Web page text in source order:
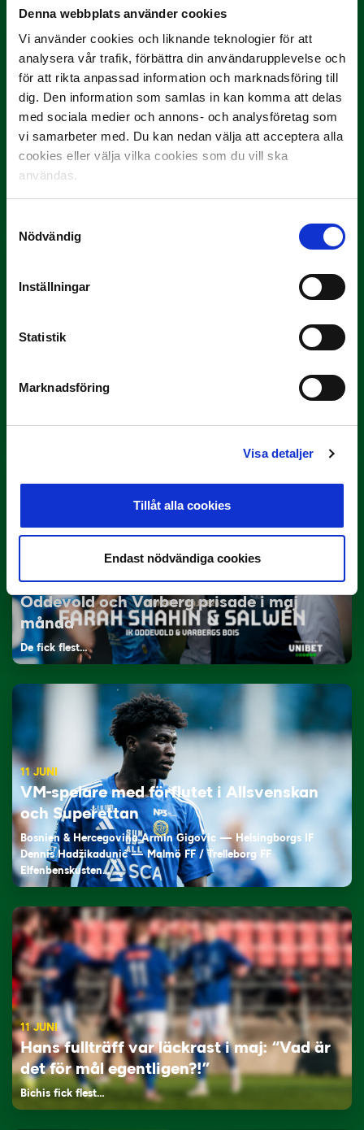
Denna webbplats använder cookies
Vi använder cookies och liknande teknologier för att
analysera vår trafik, förbättra din användarupplevelse och
för att rikta anpassad information och marknadsföring till
dig. Den information som samlas in kan komma att delas
med sociala medier och annons- och analysföretag som
vi samarbeter med. Du kan nedan välja att acceptera alla
cookies eller välja vilka cookies som du vill ska
användas.
Nödvändig
Inställningar
Statistik
Marknadsföring
Visa detaljer
Tillåt alla cookies
Endast nödvändiga cookies
3 JULI
Rösta på Månadens Tränare i juni
Här är de…
29 JUNI
Lagerlöf tar över i Sandvikens IF
Tillbaka i hetluften…
12 JUNI
Oddevold och Varberg prisade i maj
månad
De fick flest…
11 JUNI
VM-spelare med förflutet i Allsvenskan
och Superettan
Bosnien & Hercegovina Armin Gigovic — Helsingborgs IF
Dennis Hadžikadunić — Malmö FF / Trelleborg FF
Elfenbenskusten…
11 JUNI
Hans fullträff var läckrast i maj: “Vad är
det för mål egentligen?!”
Bichis fick flest…